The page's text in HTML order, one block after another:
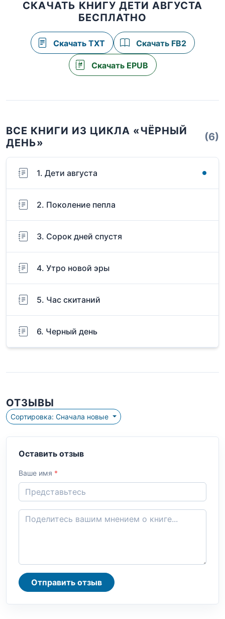
СКАЧАТЬ КНИГУ ДЕТИ АВГУСТА
БЕСПЛАТНО
Скачать TXT Скачать FB2
Скачать EPUB
ВСЕ КНИГИ ИЗ ЦИКЛА «ЧЁРНЫЙ
ДЕНЬ»
(6)
1. Дети августа
2. Поколение пепла
3. Сорок дней спустя
4. Утро новой эры
5. Час скитаний
6. Черный день
ОТЗЫВЫ
Сортировка: Сначала новые
Оставить отзыв
Ваше имя *
Отправить отзыв